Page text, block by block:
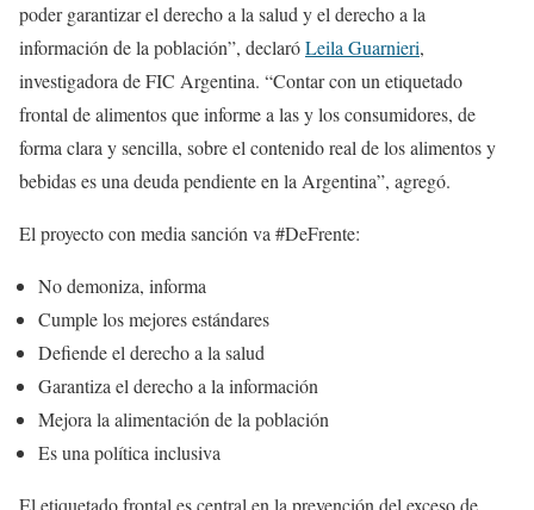
poder garantizar el derecho a la salud y el derecho a la
información de la población”, declaróLeila Guarnieri,
investigadora de FIC Argentina. “Contar con un etiquetado
frontal de alimentos que informe a las y los consumidores, de
forma clara y sencilla, sobre el contenido real de los alimentos y
bebidas es una deuda pendiente en la Argentina”, agregó.
El proyecto con media sanción va #DeFrente:
No demoniza, informa
Cumple los mejores estándares
Defiende el derecho a la salud
Garantiza el derecho a la información
Mejora la alimentación de la población
Es una política inclusiva
El etiquetado frontal es central en la prevención del exceso de